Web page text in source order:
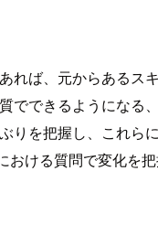
れば、元からある
できるようになる、
りを把握し、これ
ける質問で変化を